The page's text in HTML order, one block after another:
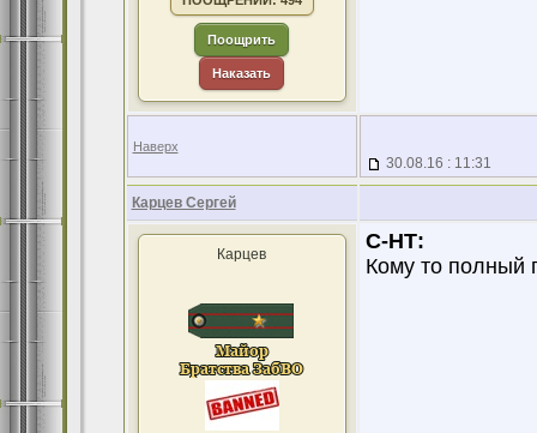
Поощрить
Наказать
Наверх
30.08.16 : 11:31
Карцев Сергей
Карцев
С-НТ:
Кому то полный